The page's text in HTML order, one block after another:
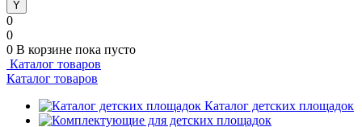
0
0
0 В корзине пока пусто
Каталог товаров
Каталог товаров
Каталог детских площадок